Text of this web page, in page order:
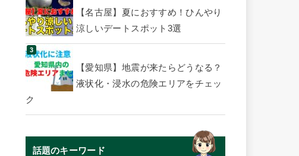
【名古屋】夏におすすめ！ひんやり
涼しいデートスポット3選
【愛知県】地震が来たらどうなる？
液状化・浸水の危険エリアをチェッ
ク
話題のキーワード